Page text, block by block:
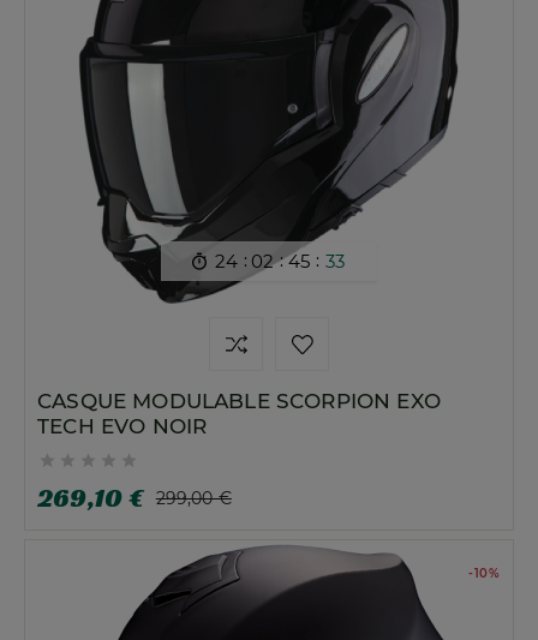
 24 : 02 :45 : 32
CASQUE MODULABLE SCORPION EXO
TECH EVO NOIR
    
269,10 € 299,00 €
-10%